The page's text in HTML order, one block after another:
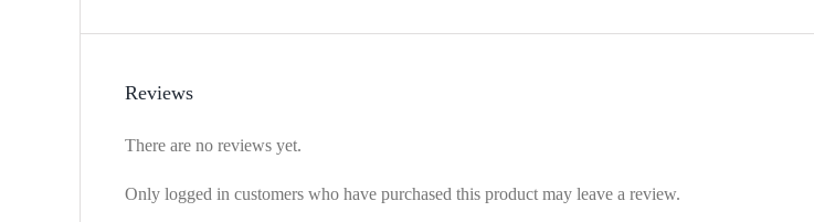
Reviews
There are no reviews yet.
Only logged in customers who have purchased this product may leave a review.